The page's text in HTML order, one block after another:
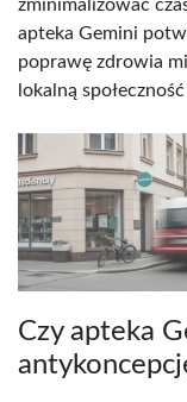
zminimalizować
apteka Gemini
poprawę zdrowia
lokalną
Czy apteka